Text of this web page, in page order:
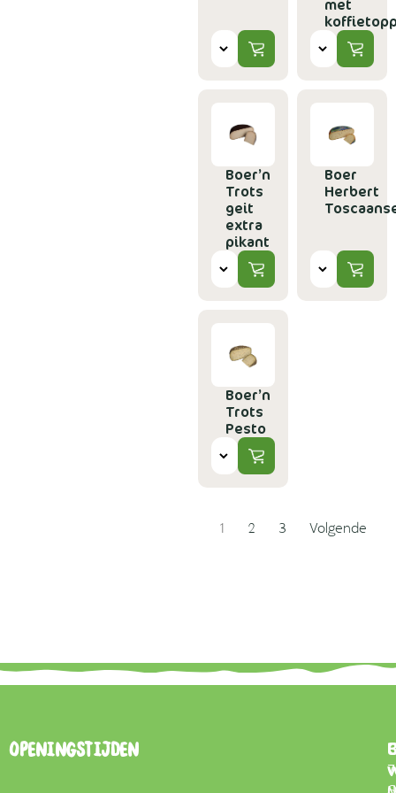
met
Boer’n
Trots
geit
extra
pikant
Boer
Herbert
Boer’n
Trots
Pesto
1 2 3 Volgende
Openingstijden
7